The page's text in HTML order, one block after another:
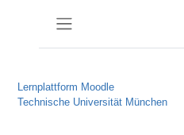
Lernplattform Moodle
Technische Universität München